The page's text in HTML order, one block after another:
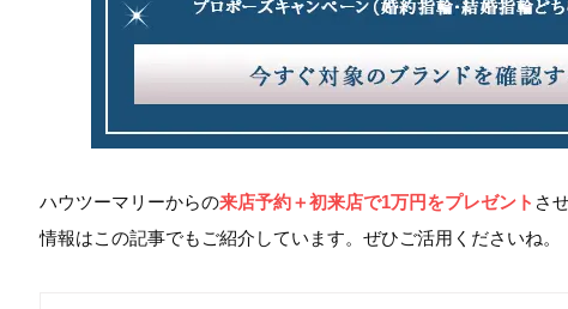
ハウツーマリーからの来店予約＋初来店で1万円をプレゼント さ
情報はこの記事でもご紹介しています。ぜひご活用くださいね。